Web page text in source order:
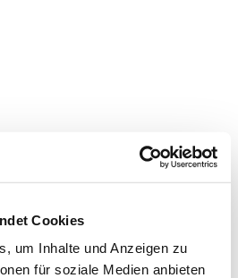
Cookies
um Inhalte und Anzeigen zu
für soziale Medien anbieten